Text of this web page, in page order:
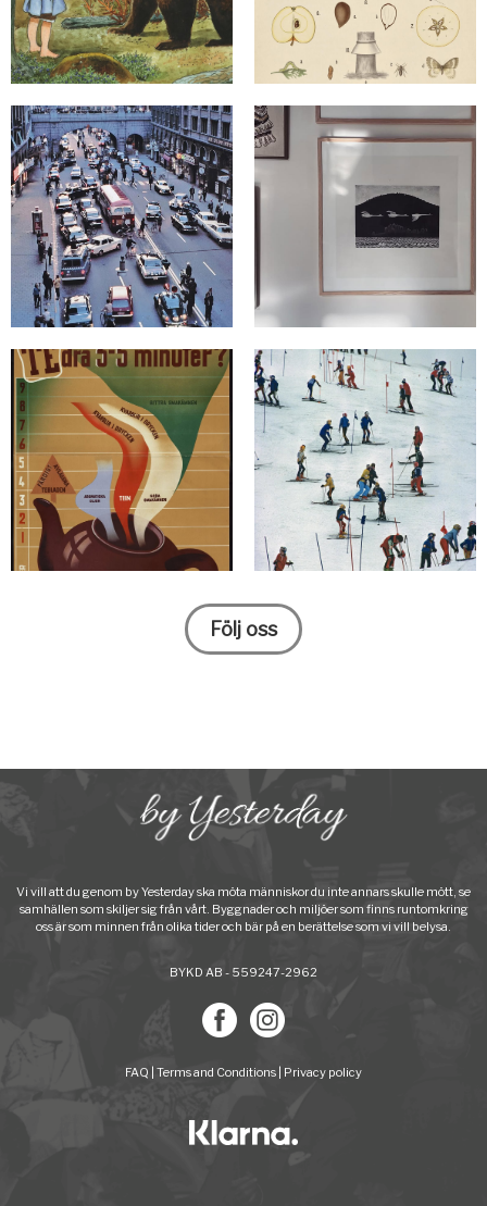
Följ oss
Vi vill att du genom by Yesterday ska möta människor du inte annars skulle mött, se
samhällen som skiljer sig från vårt. Byggnader och miljöer som finns runtomkring
oss är som minnen från olika tider och bär på en berättelse som vi vill belysa.
BYKD AB - 559247-2962
FAQ Terms and Conditions Privacy policy